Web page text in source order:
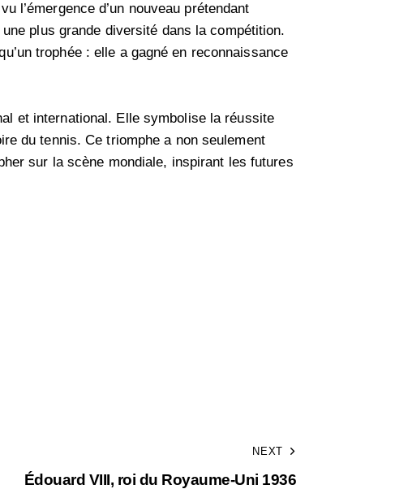
l’émergence d’un nouveau prétendant
plus grande diversité dans la compétition.
trophée : elle a gagné en reconnaissance
et international. Elle symbolise la réussite
du tennis. Ce triomphe a non seulement
sur la scène mondiale, inspirant les futures
NEXT
Édouard VIII, roi du Royaume-Uni 1936